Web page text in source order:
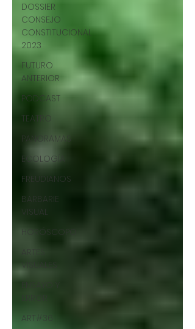
DOSSIER
CONSEJO
CONSTITUCIONAL
2023
FUTURO
ANTERIOR
PODCAST
TEATRO
PANORAMAS
ECOLOGÍA
FREUDIANOS
BARBARIE
VISUAL
HORÓSCOPO
VISUALES
ART#36